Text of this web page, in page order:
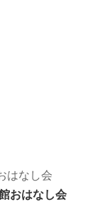
はなし会
おはなし会